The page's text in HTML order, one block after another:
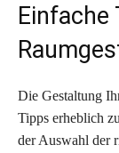
Einfache
Die Gestaltung
Tipps erheblich
der Auswahl der